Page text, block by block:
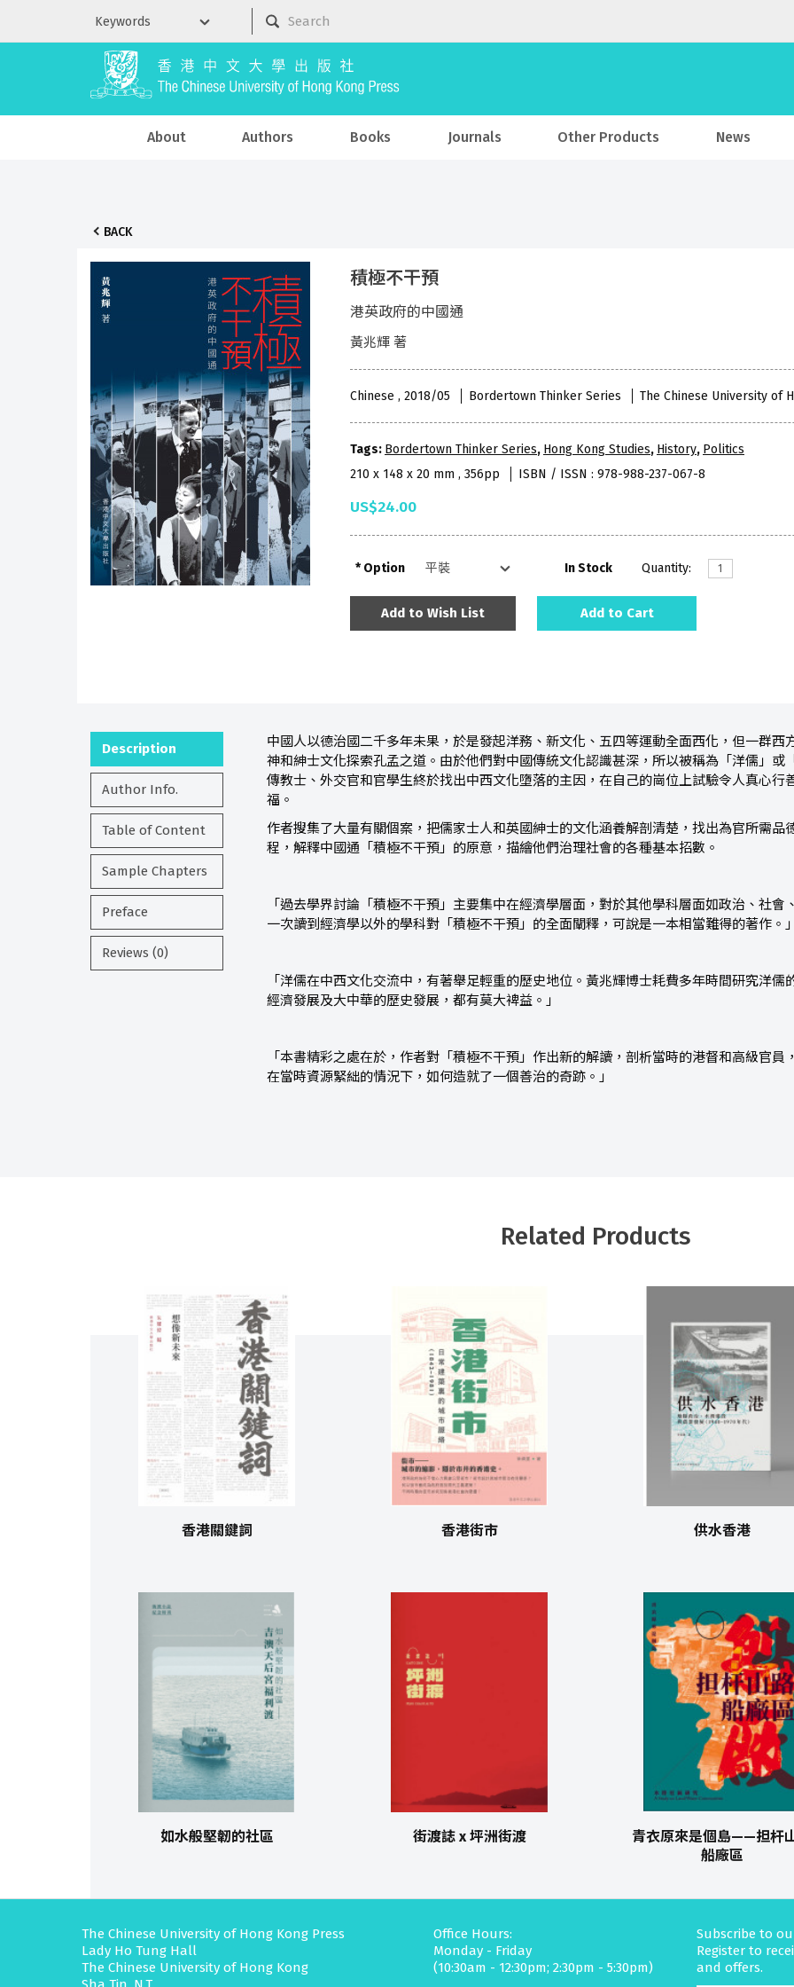
About Authors Books Journals Other Products News
BACK
積極不干預
港英政府的中國通
黃兆輝 著
Chinese , 2018/05 Bordertown Thinker Series The Chinese University of
Tags: Bordertown Thinker Series, Hong Kong Studies, History, Politics
210 x 148 x 20 mm , 356pp
ISBN / ISSN : 978-988-237-067-8
US$24.00
Option In Stock Quantity:
Add to Wish List Add to Cart
Description
Author Info.
Table of Content
Sample Chapters
Preface
Reviews (0)
中國人以德治國二千多年未果，於是發起洋務、新文化、五四等運動全面西化，但一群
神和紳士文化探索孔孟之道。由於他們對中國傳統文化認識甚深，所以被稱為「洋儒」
傳教士、外交官和官學生終於找出中西文化墮落的主因，在自己的崗位上試驗令人真心
福。
作者搜集了大量有關個案，把儒家士人和英國紳士的文化涵養解剖清楚，找出為官所需
程，解釋中國通「積極不干預」的原意，描繪他們治理社會的各種基本招數。
「過去學界討論「積極不干預」主要集中在經濟學層面，對於其他學科層面如政治、社
一次讀到經濟學以外的學科對「積極不干預」的全面闡釋，可說是一本相當難得的著作。
「洋儒在中西文化交流中，有著舉足輕重的歷史地位。黃兆輝博士耗費多年時間研究洋
經濟發展及大中華的歷史發展，都有莫大裨益。」
「本書精彩之處在於，作者對「積極不干預」作出新的解讀，剖析當時的港督和高級官
在當時資源緊絀的情況下，如何造就了一個善治的奇跡。」
Related Products
香港關鍵詞 香港街市 供水香港
如水般堅韌的社區 街渡誌 x 坪洲街渡
青衣原來是個島——担杆
船廠區
The Chinese University of Hong Kong Press
Lady Ho Tung Hall
The Chinese University of Hong Kong
Office Hours:
Monday - Friday
(10:30am - 12:30pm; 2:30pm - 5:30pm)
Subscribe to
Register to
and offers.